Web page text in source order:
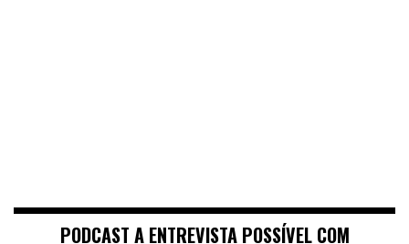
PODCAST A ENTREVISTA POSSÍVEL COM